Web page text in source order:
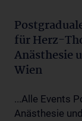
für Herz-
Anästhesie
Wien
...Alle Events
Anästhesie